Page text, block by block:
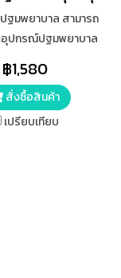
ปฐมพยาบาล สามารถ
อุปกรณ์ปฐมพยาบาล
ข่ายด้านใน ทำให้เป็น
บใช้ได้ง่าย และสะดวก
฿1,580
สั่งซื้อสินค้า
เปรียบเทียบ